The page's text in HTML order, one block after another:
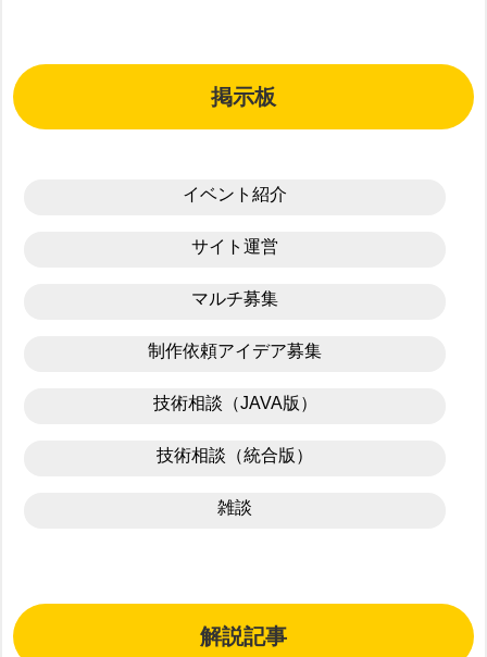
掲示板
イベント紹介
サイト運営
マルチ募集
制作依頼アイデア募集
技術相談（JAVA版）
技術相談（統合版）
雑談
解説記事